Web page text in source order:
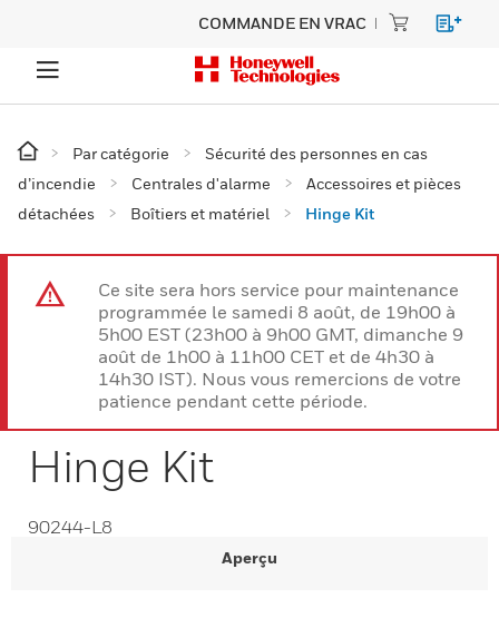
COMMANDE EN VRAC
Par catégorie
Sécurité des personnes en cas
d’incendie
Centrales d'alarme
Accessoires et pièces
détachées
Boîtiers et matériel Hinge Kit
Ce site sera hors service pour maintenance
programmée le samedi 8 août, de 19h00 à
5h00 EST (23h00 à 9h00 GMT, dimanche 9
août de 1h00 à 11h00 CET et de 4h30 à
14h30 IST). Nous vous remercions de votre
patience pendant cette période.
Hinge Kit
90244-L8
Aperçu